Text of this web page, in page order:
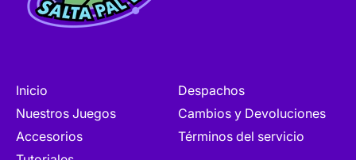
Inicio
Nuestros Juegos
Accesorios
Despachos
Cambios y Devoluciones
Términos del servicio